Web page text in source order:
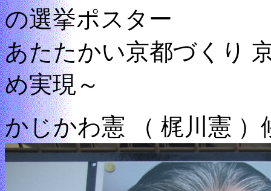
の選挙ポスター
あたたかい京都づくり
め実現～
かじかわ憲 （ 梶川憲